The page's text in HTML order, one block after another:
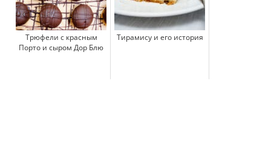
Трюфели с красным
Порто и сыром Дор Блю
Тирамису и его история